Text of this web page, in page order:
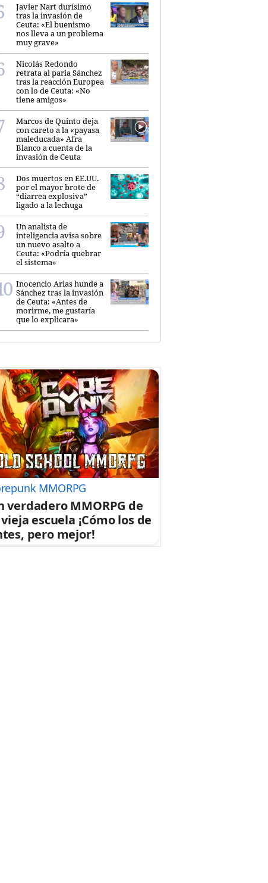
Javier Nart durísimo
tras la invasión de
Ceuta: «El buenismo
nos lleva a un problema
muy grave»
Nicolás Redondo
retrata al paria Sánchez
tras la reacción Europea
con lo de Ceuta: «No
tiene amigos»
Marcos de Quinto deja
con careto a la «payasa
maleducada» Afra
Blanco a cuenta de la
invasión de Ceuta
Dos muertos en EE.UU.
por el mayor brote de
“diarrea explosiva”
ligado a la lechuga
Un analista de
inteligencia avisa sobre
un nuevo asalto a
Ceuta: «Podría quebrar
el sistema»
Inocencio Arias hunde a
Sánchez tras la invasión
de Ceuta: «Antes de
morirme, me gustaría
que lo explicara»
MMORPG
verdadero MMORPG de
escuela ¡Cómo los de
pero mejor!